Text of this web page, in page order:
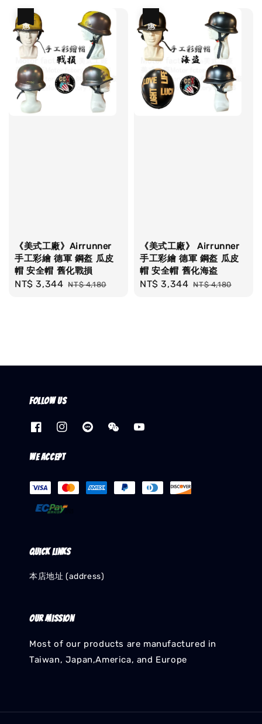
《美式工廠》Airrunner
手工彩繪 德軍 鋼盔 瓜皮
帽 安全帽 舊化戰損
Sale
NT$ 3,344 Regular
NT$ 4,180
《美式工廠》 Airrunner
手工彩繪 德軍 鋼盔 瓜皮
帽 安全帽 舊化海盗
Sale
NT$ 3,344 Regular
NT$ 4,180
Follow us
We accept
Quick links
本店地址 (address)
Our mission
Most of our products are manufactured in
Taiwan, Japan,America, and Europe